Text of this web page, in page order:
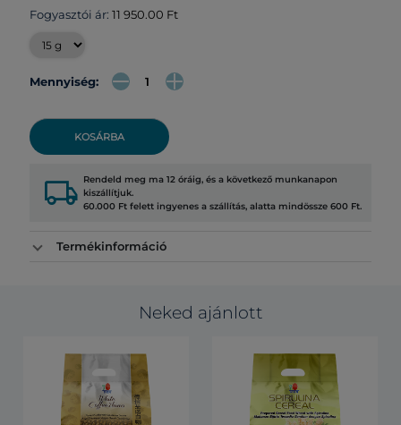
Fogyasztói ár: 11 950.00 Ft
Mennyiség:
KOSÁRBA
local_shipping Rendeld meg ma 12 óráig, és a következő munkanapon
kiszállítjuk.
60.000 Ft felett ingyenes a szállítás, alatta mindössze 600 Ft.
Termékinformáció
Neked ajánlott